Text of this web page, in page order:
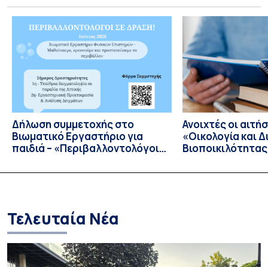
Επιστήμης & Τεχνολογίας Εθνικού και Καποδιστριακού
Πανεπιστημίου Αθηνών καινοτομεί και εγκαινιάζει μία νέα
εποχή στην συνεργασία με την Ελληνική βιομηχανία
Διαστημικής με την προσφορά […]
Δήλωση συμμετοχής στο
Bιωματικό Eργαστήριο για
παιδιά – «Περιβαλλοντολόγοι
Ανοιχτές οι
«Οικολογία και
Τελευταία Νέα